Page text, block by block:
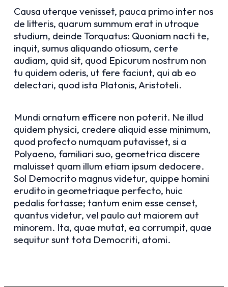
Causa uterque venisset, pauca primo inter nos
de litteris, quarum summum erat in utroque
studium, deinde Torquatus: Quoniam nacti te,
inquit, sumus aliquando otiosum, certe
audiam, quid sit, quod Epicurum nostrum non
tu quidem oderis, ut fere faciunt, qui ab eo
delectari, quod ista Platonis, Aristoteli.
Mundi ornatum efficere non poterit. Ne illud
quidem physici, credere aliquid esse minimum,
quod profecto numquam putavisset, si a
Polyaeno, familiari suo, geometrica discere
maluisset quam illum etiam ipsum dedocere.
Sol Democrito magnus videtur, quippe homini
erudito in geometriaque perfecto, huic
pedalis fortasse; tantum enim esse censet,
quantus videtur, vel paulo aut maiorem aut
minorem. Ita, quae mutat, ea corrumpit, quae
sequitur sunt tota Democriti, atomi.